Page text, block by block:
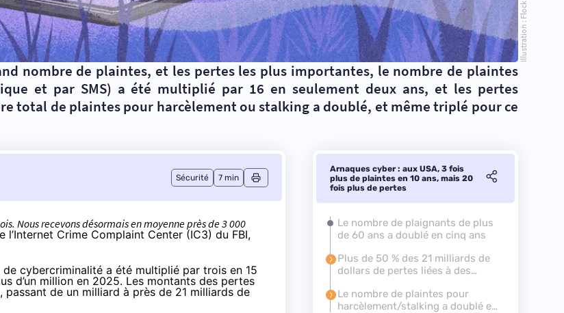
Illustration : Flock
nombre de plaintes, et les pertes les plus importantes, le nombre de plaintes
et par SMS) a été multiplié par 16 en seulement deux ans, et les pertes
total de plaintes pour harcèlement ou stalking a doublé, et même triplé pour ce
Sécurité 7 min
Nous recevons désormais en moyenne près de 3 000
l’Internet Crime Complaint Center (IC3) du FBI,
cybercriminalité a été multiplié par trois en 15
d’un million en 2025. Les montants des pertes
de un milliard à près de 21 milliards de
Arnaques cyber : aux USA, 3 fois
plus de plaintes en 10 ans, mais 20
fois plus de pertes
Le nombre de plaignants de plus
de 60 ans a doublé en cinq ans
Plus de 50 % des 21 milliards de
dollars de pertes liées à des
Le nombre de plaintes pour
harcèlement/stalking a doublé en